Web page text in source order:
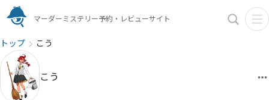
マーダーミステリー予約・レビューサイト
トップ こう
こう